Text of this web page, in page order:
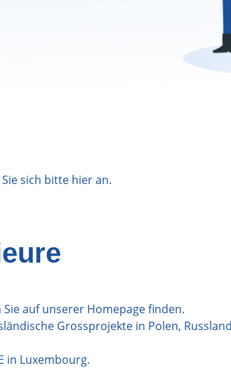
sich bitte hieran.
auf unserer Homepage finden.
Grossprojekte in Polen,
in Luxembourg.